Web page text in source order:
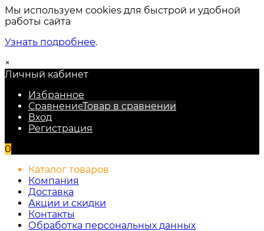
Мы используем cookies для быстрой и удобной
работы сайта
Узнать подробнее.
×
Личный кабинет
Избранное
СравнениеТовар в сравнении
Вход
Регистрация
0
Каталог товаров
Компания
Доставка
Акции и скидки
Контакты
Обработка персональных данных